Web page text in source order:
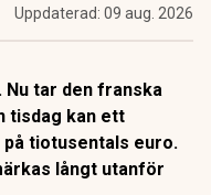
Uppdaterad: 09 aug. 2026
tar den franska
tisdag kan ett
tiotusentals euro.
långt utanför